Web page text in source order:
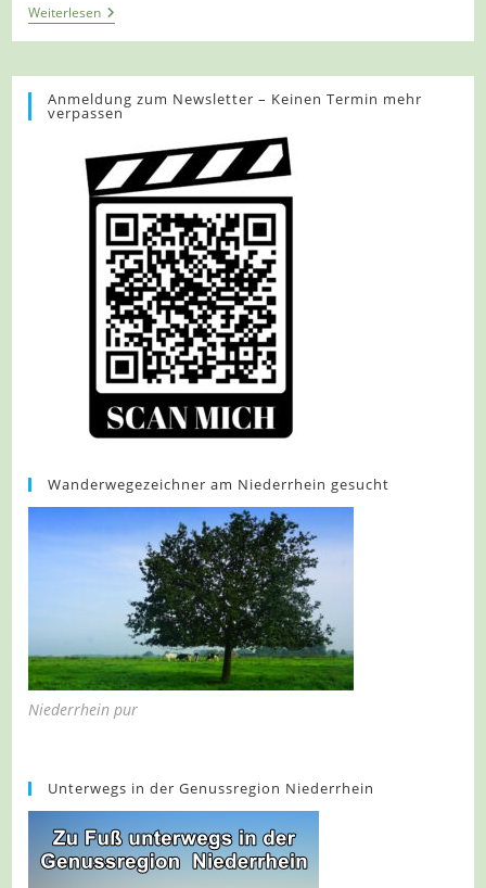
WeiterlesenTour
1398
–
Hilberath
–
Beine
Auf
Dem
A2
Anmeldung zum Newsletter – Keinen Termin mehr
verpassen
Wanderwegezeichner am Niederrhein gesucht
Niederrhein pur
Unterwegs in der Genussregion Niederrhein